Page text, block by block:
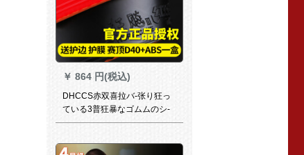
￥ 864 円(税込)
DHCCS赤双喜拉バ-张り狂っ
ている3普狂暴なゴムムのシ-
リングが狂暴です。3普狂暴で